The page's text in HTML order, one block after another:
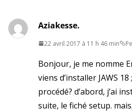
Aziakesse.
22 avril 2017 à 11 h 46 min
Bonjour, je me nomme
viens d’installer JAWS
procédé? d’abord, j’ai
suite, le fiché setup.